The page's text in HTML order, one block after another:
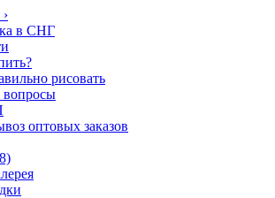
›
в СНГ
рисовать
вопросы
оптовых заказов